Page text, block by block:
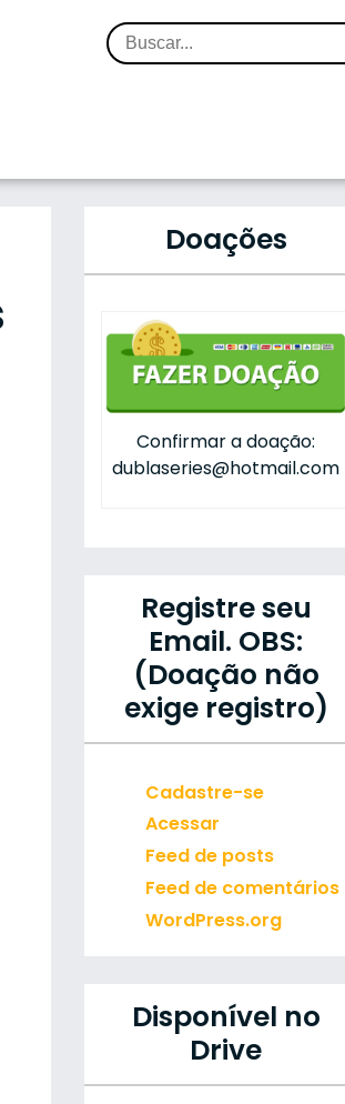
Doações
Confirmar a doação:
dublaseries@hotmail.com
Registre seu
Email. OBS:
(Doação não
exige registro)
Cadastre-se
Acessar
Feed de posts
Feed de comentários
WordPress.org
Disponível no
Drive